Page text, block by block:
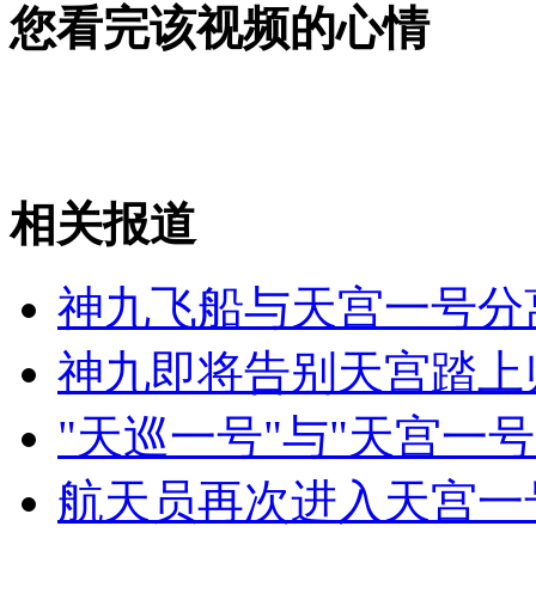
周正龙再寻虎称拍到老虎脚印粪便
山西运城恶犬咬伤多人 警民合力深夜将其击毙
女孩北京地铁殴打老人 痛下狠手拳打脚踢
无痛分娩是否安全 医生回应
您看完该视频的心情
相关报道
神九飞船与天宫一号
神九即将告别天宫踏上
"天巡一号"与"天宫一
航天员再次进入天宫一